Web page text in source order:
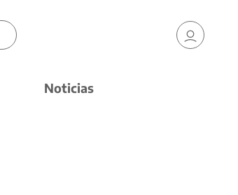
Noticias